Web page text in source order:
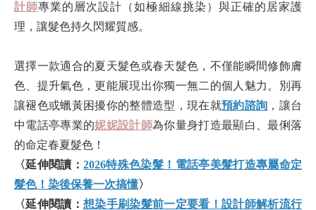
計師專業的層次設計（如極細線挑染）與正確的居家護
理，讓髮色持久閃耀質感。
選擇一款適合的夏天髮色或春天髮色，不僅能瞬間修飾膚
色、提升氣色，更能展現出你獨一無二的個人魅力。別再
讓褪色或蠟黃困擾你的整體造型，現在就預約諮詢 ，讓台
中電話亭專業的妮妮設計師為你量身打造最顯白、最俐落
的命定春夏髮色！
〈延伸閱讀：2026特殊色染髮！電話亭美髮打造專屬命定
髮色！染後保養一次搞懂〉
〈延伸閱讀： 想染手刷染髮前一定要看！設計師解析流行